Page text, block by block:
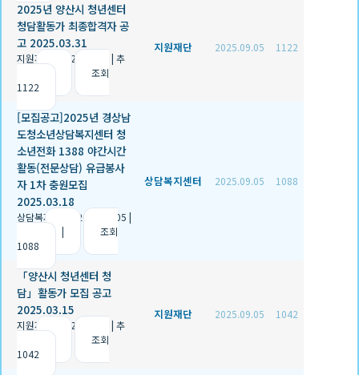
2025년 양산시 청년센터
청담활동가 최종합격자 공
고 2025.03.31
지원재단 2025.09.05 | 추
|
조회
1122
지원재단 2025.09.05 1122
[모집공고]2025년 경상남
도청소년상담복지센터 청
소년전화 1388 야간시간
활동(전문상담) 유급봉사
자 1차 충원모집
2025.03.18
상담복지센터 2025.09.05 |
|
조회
1088
상담복지센터 2025.09.05 1088
「양산시 청년센터 청
담」활동가 모집 공고
2025.03.15
지원재단 2025.09.05 | 추
|
조회
1042
지원재단 2025.09.05 1042